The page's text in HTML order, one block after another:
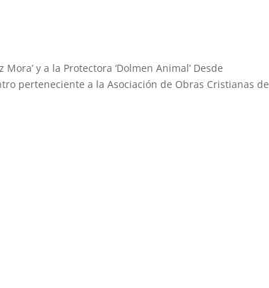
y a la Protectora ‘Dolmen Animal’ Desde
perteneciente a la Asociación de Obras Cristianas de